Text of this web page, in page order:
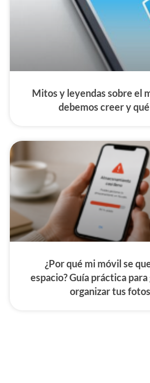
Mitos y leyendas sobre el
debemos creer y
¿Por qué mi móvil se
espacio? Guía práctica
organizar tus fotos